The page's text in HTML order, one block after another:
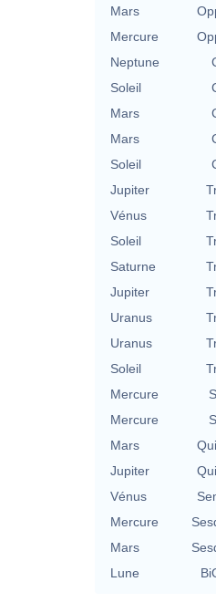
Mars
Mercure
Neptune
Soleil
Mars
Mars
Soleil
Jupiter
Vénus
Soleil
Saturne
Jupiter
Uranus
Uranus
Soleil
Mercure
Mercure
Mars
Jupiter
Vénus
Mercure
Mars
Lune